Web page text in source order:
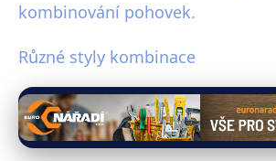
kombinování pohovek.
Různé styly kombinace